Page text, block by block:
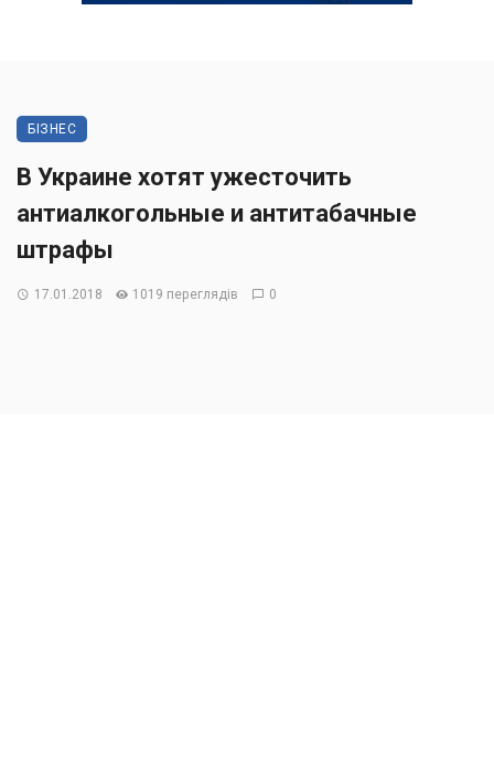
БІЗНЕС
В Украине хотят ужесточить
антиалкогольные и антитабачные
штрафы
17.01.2018 1019 переглядів 0